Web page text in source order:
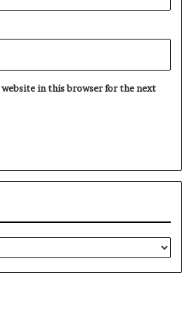
website in this browser for the next